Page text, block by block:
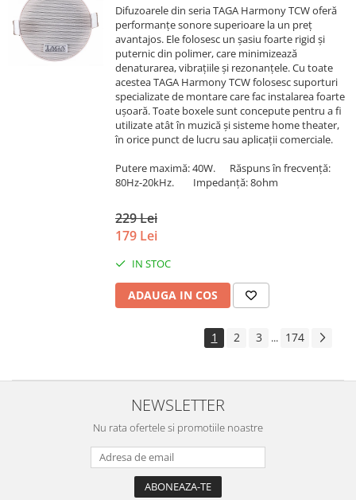
Difuzoarele din seria TAGA Harmony TCW oferă
performanțe sonore superioare la un preț
avantajos. Ele folosesc un şasiu foarte rigid şi
puternic din polimer, care minimizează
denaturarea, vibraţiile și rezonanţele. Cu toate
acestea TAGA Harmony TCW folosesc suporturi
specializate de montare care fac instalarea foarte
uşoară. Toate boxele sunt concepute pentru a fi
utilizate atât în muzică şi sisteme home theater,
în orice punct de lucru sau aplicaţii comerciale.
Putere maximă: 40W. Răspuns în frecvenţă:
80Hz-20kHz. Impedanţă: 8ohm
229 Lei
179 Lei
IN STOC
ADAUGA IN COS
1 2 3 ... 174
NEWSLETTER
Nu rata ofertele si promotiile noastre